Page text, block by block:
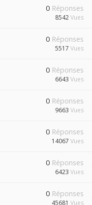
0 Réponses
8542Vues
0 Réponses
5517 Vues
0 Réponses
6643 Vues
0 Réponses
9663 Vues
0 Réponses
14067 Vues
0 Réponses
6423 Vues
0 Réponses
45681 Vues